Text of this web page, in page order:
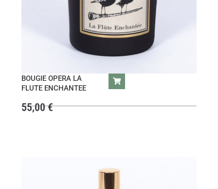
BOUGIE OPERA LA
FLUTE ENCHANTEE
55,00€